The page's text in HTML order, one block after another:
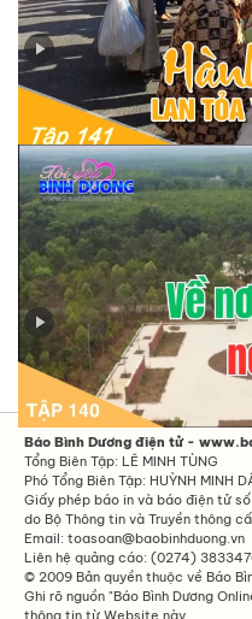
Tập 141 - Hành trình lan
Tập 140 - Về nơi đất lửa
Báo Bình Dương điện tử -
Tổng Biên Tập: LÊ MINH TÙNG
Phó Tổng Biên Tập: HUỲNH MINH
Giấy phép báo in và báo điện tử
do Bộ Thông tin và Truyền thông
Email: toasoan@baobinhduong.vn
Liên hệ quảng cáo: (0274)
© 2009 Bản quyền thuộc về Báo
Ghi rõ nguồn "Báo Bình Dương
thông tin từ Website này.